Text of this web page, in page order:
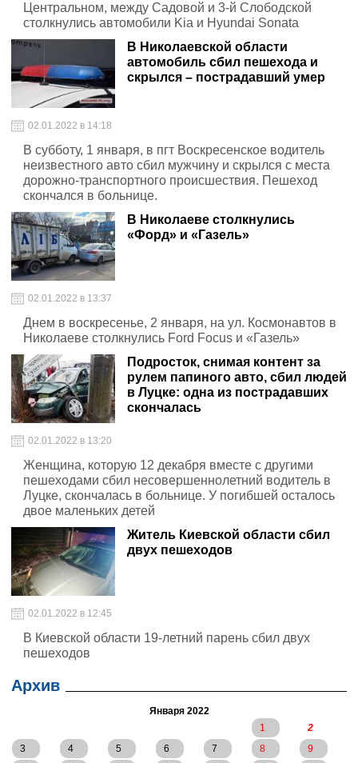
Центральном, между Садовой и 3-й Слободской
столкнулись автомобили Kia и Hyundai Sonata
В Николаевской области
автомобиль сбил пешехода и
скрылся – пострадавший умер
02.01.2022 в 14:18
В субботу, 1 января, в пгт Воскресенское водитель
неизвестного авто сбил мужчину и скрылся с места
дорожно-транспортного происшествия. Пешеход
скончался в больнице.
В Николаеве столкнулись
«Форд» и «Газель»
02.01.2022 в 13:37
Днем в воскресенье, 2 января, на ул. Космонавтов в
Николаеве столкнулись Ford Focus и «Газель»
Подросток, снимая контент за
рулем папиного авто, сбил людей
в Луцке: одна из пострадавших
скончалась
02.01.2022 в 13:20
Женщина, которую 12 декабря вместе с другими
пешеходами сбил несовершеннолетний водитель в
Луцке, скончалась в больнице. У погибшей осталось
двое маленьких детей
Житель Киевской области сбил
двух пешеходов
02.01.2022 в 12:45
В Киевской области 19-летний парень сбил двух
пешеходов
Архив
Января 2022
1
2
3
4 5 6 7 8
9